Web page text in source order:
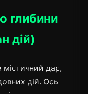
глибини
дій)
містичний дар,
дій. Ось